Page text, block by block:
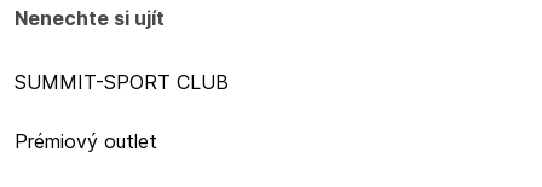
Nenechte si ujít
SUMMIT-SPORT CLUB
Prémiový outlet